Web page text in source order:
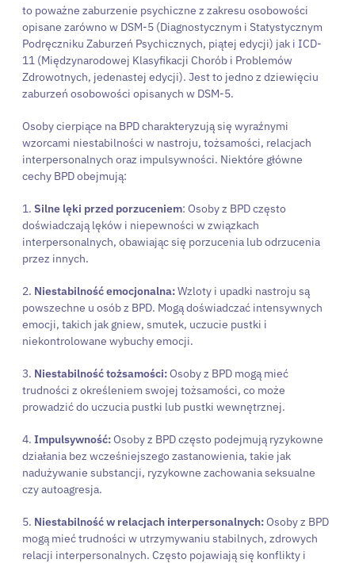
to poważne zaburzenie psychiczne z zakresu osobowości
opisane zarówno w DSM-5 (Diagnostycznym i Statystycznym
Podręczniku Zaburzeń Psychicznych, piątej edycji) jak i ICD-
11 (Międzynarodowej Klasyfikacji Chorób i Problemów
Zdrowotnych, jedenastej edycji). Jest to jedno z dziewięciu
zaburzeń osobowości opisanych w DSM-5.
Osoby cierpiące na BPD charakteryzują się wyraźnymi
wzorcami niestabilności w nastroju, tożsamości, relacjach
interpersonalnych oraz impulsywności. Niektóre główne
cechy BPD obejmują:
1. Silne lęki przed porzuceniem: Osoby z BPD często
doświadczają lęków i niepewności w związkach
interpersonalnych, obawiając się porzucenia lub odrzucenia
przez innych.
2. Niestabilność emocjonalna:Wzloty i upadki nastroju są
powszechne u osób z BPD. Mogą doświadczać intensywnych
emocji, takich jak gniew, smutek, uczucie pustki i
niekontrolowane wybuchy emocji.
3. Niestabilność tożsamości:Osoby z BPD mogą mieć
trudności z określeniem swojej tożsamości, co może
prowadzić do uczucia pustki lub pustki wewnętrznej.
4. Impulsywność:Osoby z BPD często podejmują ryzykowne
działania bez wcześniejszego zastanowienia, takie jak
nadużywanie substancji, ryzykowne zachowania seksualne
czy autoagresja.
5. Niestabilność w relacjach interpersonalnych:Osoby z BPD
mogą mieć trudności w utrzymywaniu stabilnych, zdrowych
relacji interpersonalnych. Często pojawiają się konflikty i